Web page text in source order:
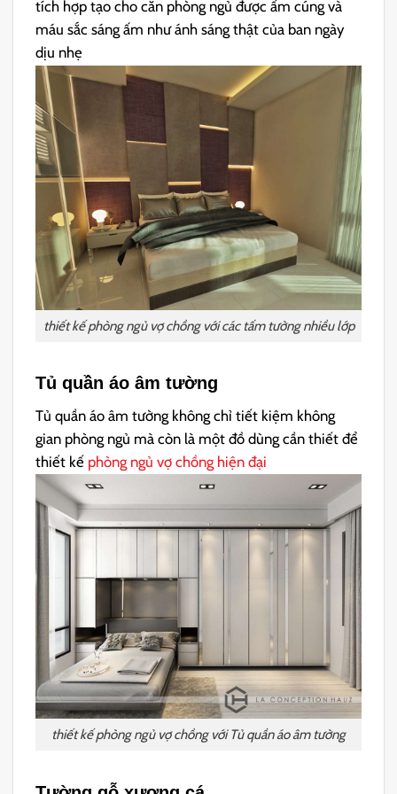
tích hợp tạo cho căn phòng ngủ được ấm cúng và
máu sắc sáng ấm như ánh sáng thật của ban ngày
dịu nhẹ
thiết kế phòng ngủ vợ chồng với các tấm tường nhiều lớp
Tủ quần áo âm tường
Tủ quần áo âm tường không chỉ tiết kiệm không
gian phòng ngủ mà còn là một đồ dùng cần thiết để
thiết kế phòng ngủ vợ chồng hiện đại
thiết kế phòng ngủ vợ chồng với Tủ quần áo âm tường